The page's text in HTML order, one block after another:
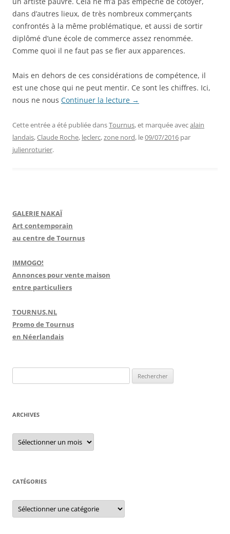
dans d’autres lieux, de très nombreux commerçants
confrontés à la même problématique, et aussi de sortir
diplômé d’une école de commerce assez renommée.
Comme quoi il ne faut pas se fier aux apparences.
Mais en dehors de ces considérations de compétence, il
est une chose qui ne peut mentir. Ce sont les chiffres. Ici,
nous ne nous Continuer la lecture →
Cette entrée a été publiée dansTournus, et marquée avecalain
landais,Claude Roche, leclerc,zone nord, le09/07/2016 par
julienroturier.
GALERIE NAKAÏ
Art contemporain
au centre de Tournus
IMMOGO!
Annonces pour vente maison
entre particuliers
TOURNUS.NL
Promo de Tournus
en Néerlandais
e
h
r
c
r
ARCHIVES
A
c
e
s
CATÉGORIES
C
t